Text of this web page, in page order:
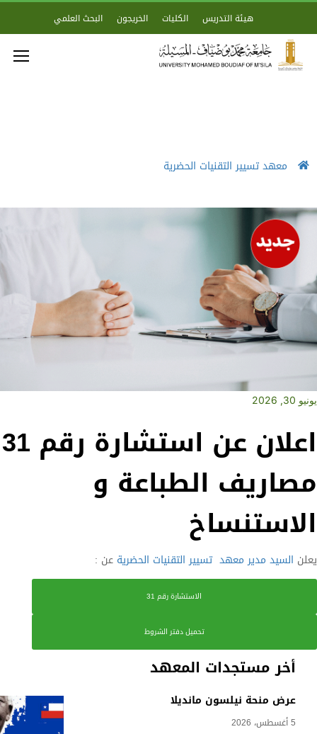
هيئة التدريس الكليات الخريجون البحث العلمي
معهد تسيير التقنيات الحضرية
أخر مستجدات المعهد
عرض منحة نيلسون مانديلا
5 أغسطس، 2026
يونيو 30, 2026
اعلان عن استشارة رقم 31
مصاريف الطباعة و
الاستنساخ
يعلن السيد مدير معهد تسيير التقنيات الحضرية عن :
الاستشارة رقم 31
تحميل دفتر الشروط